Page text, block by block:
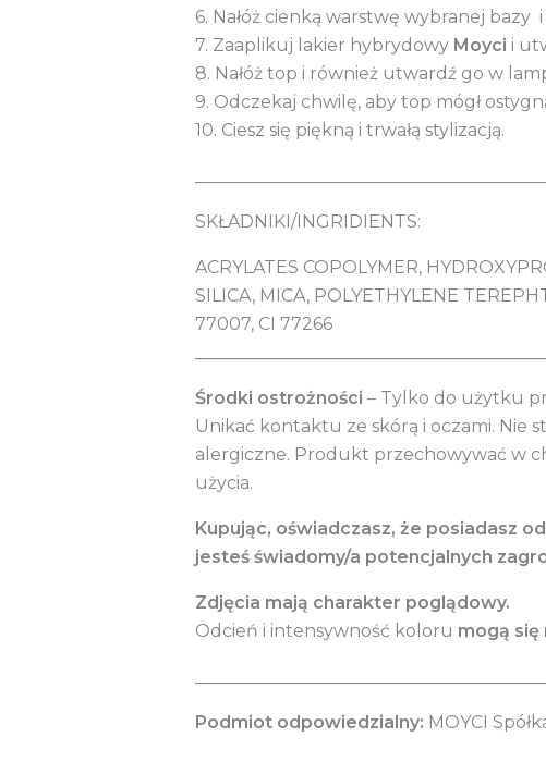
6. Nałóż cienką warstwę wybranej
7. Zaaplikuj lakier hybrydowy Moyci i
8. Nałóż top i również utwardź go w
9. Odczekaj chwilę, aby top mógł
10. Ciesz się piękną i trwałą stylizacją.
SKŁADNIKI/INGRIDIENTS:
ACRYLATES COPOLYMER,
SILICA, MICA, POLYETHYLENE
77007, CI 77266
Środki ostrożności – Tylko do użytku
Unikać kontaktu ze skórą i oczami. Nie
alergiczne. Produkt przechowywać w
użycia.
Kupując, oświadczasz, że posiadasz
jesteś świadomy/a potencjalnych
Zdjęcia mają charakter poglądowy.
Odcień i intensywność koloru mogą się
Podmiot odpowiedzialny: MOYCI